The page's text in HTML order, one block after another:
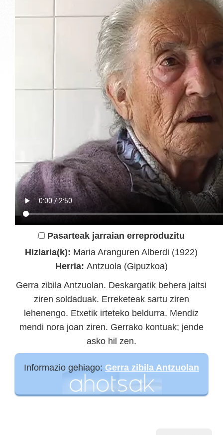
Pasarteak jarraian erreproduzitu
Hizlaria(k): Maria Aranguren Alberdi (1922)
Herria: Antzuola (Gipuzkoa)
Gerra zibila Antzuolan. Deskargatik behera jaitsi
ziren soldaduak. Erreketeak sartu ziren
lehenengo. Etxetik irteteko beldurra. Mendiz
mendi nora joan ziren. Gerrako kontuak; jende
asko hil zen.
Informazio gehiago: Gerra zibila Antzuolan